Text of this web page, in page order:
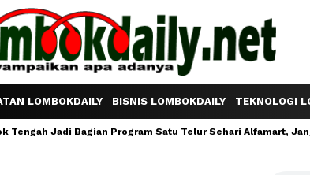
LOMBOKDAILY BISNIS LOMBOKDAILY TEKNOLOGI
Tengah Jadi Bagian Program Satu Telur Sehari Alfamart,